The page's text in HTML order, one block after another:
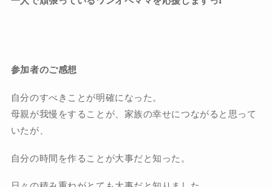
参加者のご感想
自分のすべきことが明確になった。
母親が我慢をすることが、家族の幸せにつながると思って
いたが、
自分の時間を作ることが大事だと知った。